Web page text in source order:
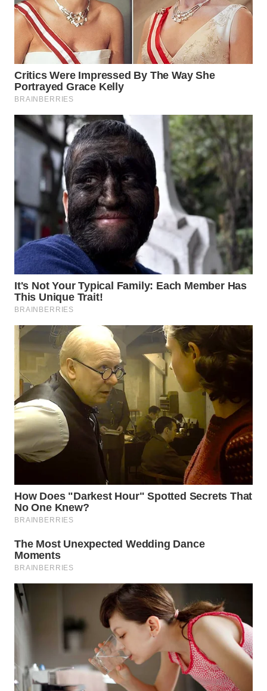
WN
TAPANULI
UTARA
WN
SAMOSIR
WN
PADANG
LAWAS
WN
SUMEDANG
WN
CIANJUR
WN
KEPULAUAN
SERIBU
TANGERANG
WN
WN
CIREBON
WN
INDRAMAYU
WN
KUNINGAN
MAJALENGKA
WN
SUBANG
WN
PURWAKARTA